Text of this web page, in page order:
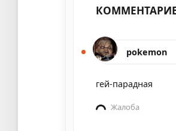
pokemon
гей-парадная
Жалоба